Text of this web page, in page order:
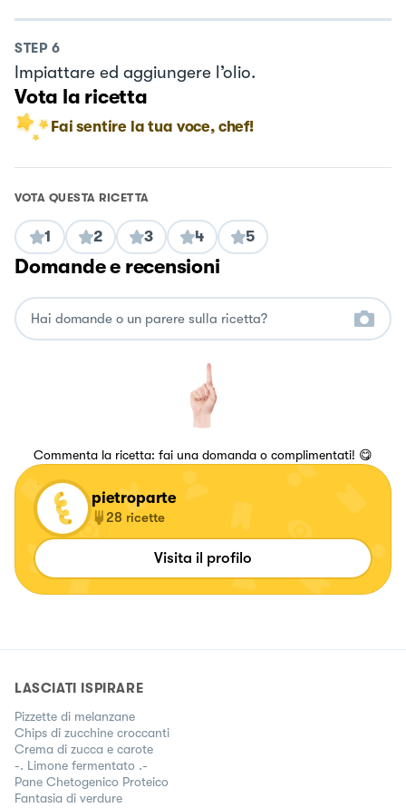
STEP 6
Impiattare ed aggiungere l’olio.
Vota la ricetta
Fai sentire la tua voce, chef!
VOTA QUESTA RICETTA
1 2 3 4 5
Domande e recensioni
Commenta la ricetta: fai una domanda o complimentati! 😋
pietroparte
28 ricette
Visita il profilo
LASCIATI ISPIRARE
Pizzette di melanzane
Chips di zucchine croccanti
Crema di zucca e carote
-. Limone fermentato .-
Pane Chetogenico Proteico
Fantasia di verdure